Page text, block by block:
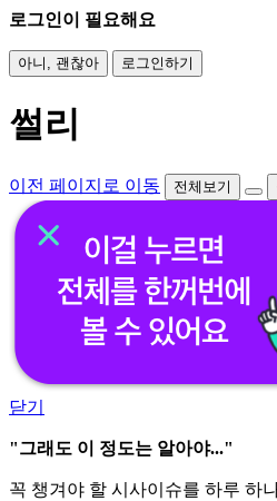
로그인이 필요해요
아니, 괜찮아 로그인하기
썰리
이전 페이지로 이동 전체보기
닫기
"그래도 이 정도는 알아야..."
꼭 챙겨야 할 시사이슈를 하루 하